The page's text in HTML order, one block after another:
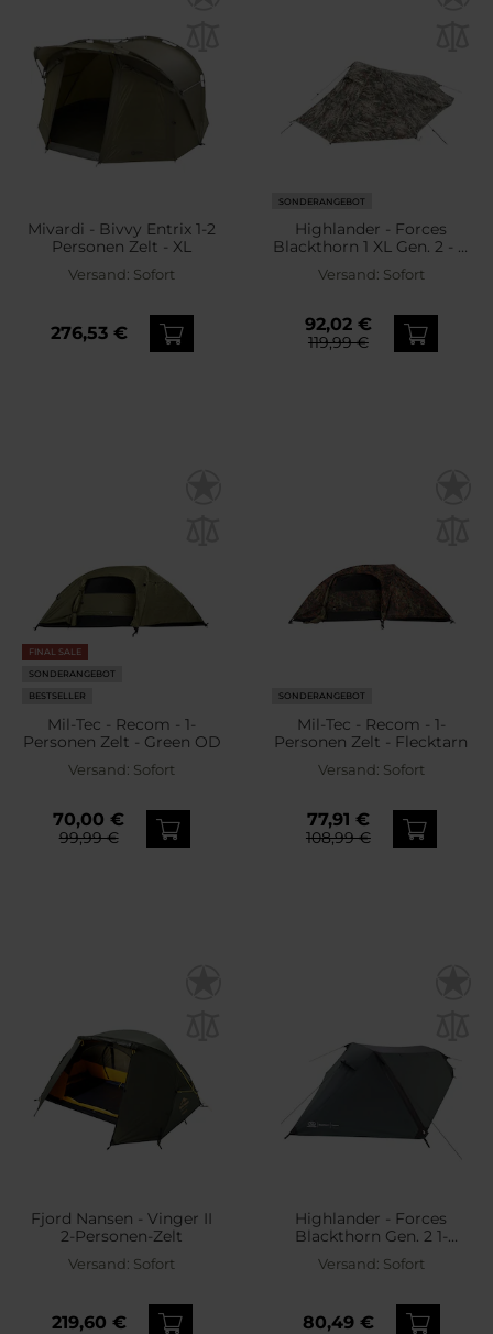
Mivardi - Bivvy Entrix 1-2
Personen Zelt - XL
Versand: Sofort
276,53 €
SONDERANGEBOT
Highlander - Forces
Blackthorn 1 XL Gen. 2 - 1-
Personen Zelt - Arid MC
Camo
Versand: Sofort
92,02 €
119,99 €
FINAL SALE
SONDERANGEBOT
BESTSELLER
Mil-Tec - Recom - 1-
Personen Zelt - Green OD
Versand: Sofort
70,00 €
99,99 €
SONDERANGEBOT
Mil-Tec - Recom - 1-
Personen Zelt - Flecktarn
Versand: Sofort
77,91 €
108,99 €
Fjord Nansen - Vinger II
2-Personen-Zelt
Versand: Sofort
219,60 €
Highlander - Forces
Blackthorn Gen. 2 1-
Personen Zelt - Scarab
Green
Versand: Sofort
80,49 €